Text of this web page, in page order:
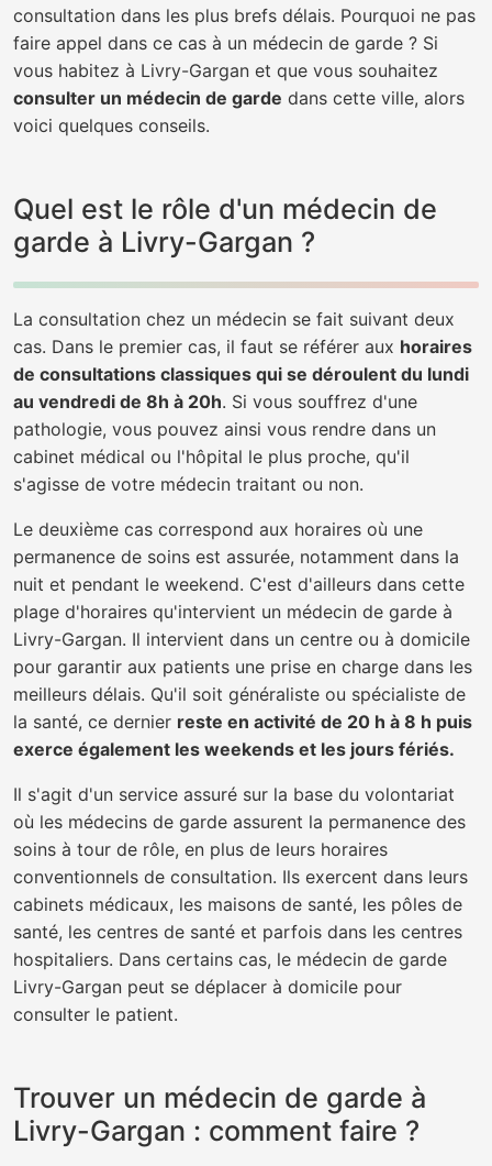
consultation dans les plus brefs délais. Pourquoi ne pas
faire appel dans ce cas à un médecin de garde ? Si
vous habitez à Livry-Gargan et que vous souhaitez
consulter un médecin de garde dans cette ville, alors
voici quelques conseils.
Quel est le rôle d'un médecin de
garde à Livry-Gargan ?
La consultation chez un médecin se fait suivant deux
cas. Dans le premier cas, il faut se référer aux horaires
de consultations classiques qui se déroulent du lundi
au vendredi de 8h à 20h. Si vous souffrez d'une
pathologie, vous pouvez ainsi vous rendre dans un
cabinet médical ou l'hôpital le plus proche, qu'il
s'agisse de votre médecin traitant ou non.
Le deuxième cas correspond aux horaires où une
permanence de soins est assurée, notamment dans la
nuit et pendant le weekend. C'est d'ailleurs dans cette
plage d'horaires qu'intervient un médecin de garde à
Livry-Gargan. Il intervient dans un centre ou à domicile
pour garantir aux patients une prise en charge dans les
meilleurs délais. Qu'il soit généraliste ou spécialiste de
la santé, ce dernier reste en activité de 20 h à 8 h puis
exerce également les weekends et les jours fériés.
Il s'agit d'un service assuré sur la base du volontariat
où les médecins de garde assurent la permanence des
soins à tour de rôle, en plus de leurs horaires
conventionnels de consultation. Ils exercent dans leurs
cabinets médicaux, les maisons de santé, les pôles de
santé, les centres de santé et parfois dans les centres
hospitaliers. Dans certains cas, le médecin de garde
Livry-Gargan peut se déplacer à domicile pour
consulter le patient.
Trouver un médecin de garde à
Livry-Gargan : comment faire ?